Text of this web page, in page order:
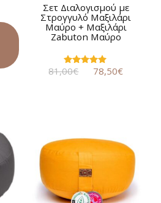
τρέχουσα
τιμή
είναι:
78,50€.
Σετ Διαλογισμού με
Στρογγυλό Μαξιλάρι
Μαύρο + Μαξιλάρι
Zabuton Μαύρο
Βαθμολογήθηκε
81,00€
Original
78,50€